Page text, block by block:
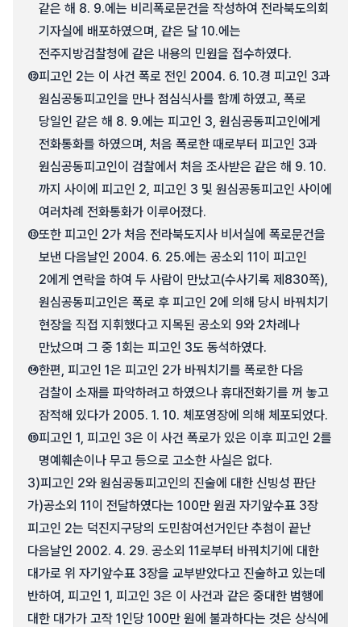
같은 해 8. 9.에는 비리폭로문건을 작성하여 전라북도의회
기자실에 배포하였으며, 같은 달 10.에는
전주지방검찰청에 같은 내용의 민원을 접수하였다.
⑫피고인 2는 이 사건 폭로 전인 2004. 6. 10.경 피고인 3과
원심공동피고인을 만나 점심식사를 함께 하였고, 폭로
당일인 같은 해 8. 9.에는 피고인 3, 원심공동피고인에게
전화통화를 하였으며, 처음 폭로한 때로부터 피고인 3과
원심공동피고인이 검찰에서 처음 조사받은 같은 해 9. 10.
까지 사이에 피고인 2, 피고인 3 및 원심공동피고인 사이에
여러차례 전화통화가 이루어졌다.
⑬또한 피고인 2가 처음 전라북도지사 비서실에 폭로문건을
보낸 다음날인 2004. 6. 25.에는 공소외 11이 피고인
2에게 연락을 하여 두 사람이 만났고(수사기록 제830쪽),
원심공동피고인은 폭로 후 피고인 2에 의해 당시 바꿔치기
현장을 직접 지휘했다고 지목된 공소외 9와 2차례나
만났으며 그 중 1회는 피고인 3도 동석하였다.
⑭한편, 피고인 1은 피고인 2가 바꿔치기를 폭로한 다음
검찰이 소재를 파악하려고 하였으나 휴대전화기를 꺼 놓고
잠적해 있다가 2005. 1. 10. 체포영장에 의해 체포되었다.
⑮피고인 1, 피고인 3은 이 사건 폭로가 있은 이후 피고인 2를
명예훼손이나 무고 등으로 고소한 사실은 없다.
3)피고인 2와 원심공동피고인의 진술에 대한 신빙성 판단
가)공소외 11이 전달하였다는 100만 원권 자기앞수표 3장
피고인 2는 덕진지구당의 도민참여선거인단 추첨이 끝난
다음날인 2002. 4. 29. 공소외 11로부터 바꿔치기에 대한
대가로 위 자기앞수표 3장을 교부받았다고 진술하고 있는데
반하여, 피고인 1, 피고인 3은 이 사건과 같은 중대한 범행에
대한 대가가 고작 1인당 100만 원에 불과하다는 것은 상식에